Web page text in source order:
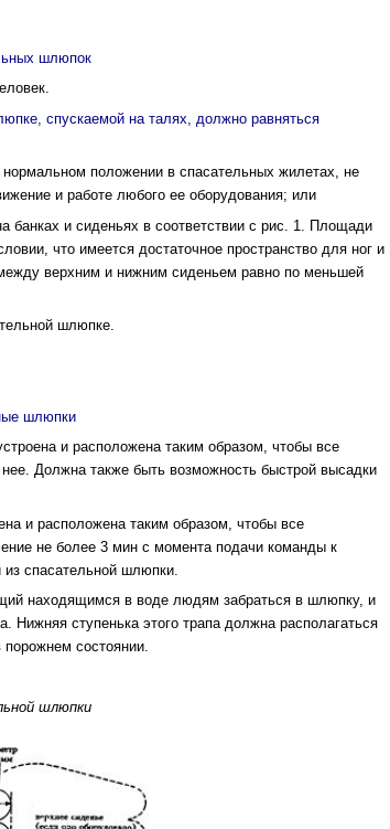
шлюпок
спускаемой на талях, должно равняться
положении в спа­сательных жилетах, не
и работе любого ее оборудования; или
банках и сиденьях в соответ­ствии с рис. 1. Площади
что имеется достаточное простран­ство для ног и
верхним и нижним сиденьем равно по меньшей
шлюпке.
шлюпки
и расположена таким образом, чтобы все
Должна также быть возможность быстрой высадки
и расположена таким образом, чтобы все
не более 3 мин с момента подачи команды к
спаса­тельной шлюпки.
находящимся в воде людям забраться в шлюпку, и
Нижняя ступенька этого трапа должна располагаться
состоянии.
шлюпки